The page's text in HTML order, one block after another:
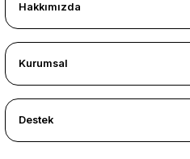
Hakkımızda
Kurumsal
Destek